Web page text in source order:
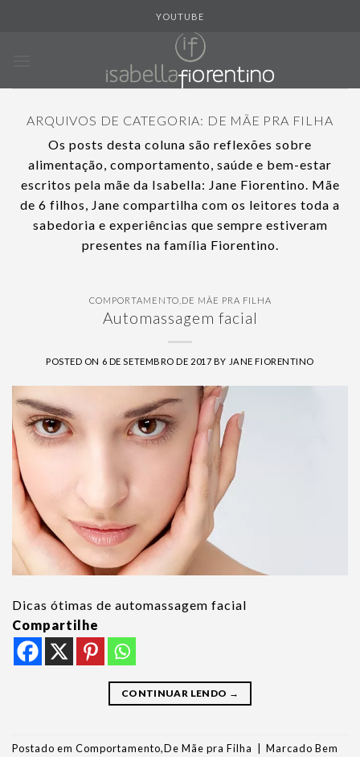
YOUTUBE
ARQUIVOS DE CATEGORIA: DE MÃE PRA FILHA
Os posts desta coluna são reflexões sobre
alimentação, comportamento, saúde e bem-estar
escritos pela mãe da Isabella: Jane Fiorentino. Mãe
de 6 filhos, Jane compartilha com os leitores toda a
sabedoria e experiências que sempre estiveram
presentes na família Fiorentino.
COMPORTAMENTO DE MÃE PRA FILHA
Automassagem facial
POSTED ON 6 DE SETEMBRO DE 2017 BY JANE FIORENTINO
Dicas ótimas de automassagem facial
Compartilhe
CONTINUAR LENDO →
Postado em Comportamento,De Mãe pra Filha Marcado Bem